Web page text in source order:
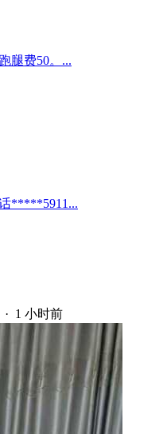
腿费50。...
*****5911...
· 1 小时前